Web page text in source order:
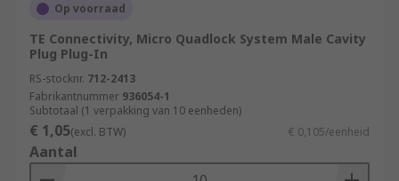
Op voorraad
TE Connectivity, Micro Quadlock System Male Cavity
Plug Plug-In
RS-stocknr. 712-2413
Fabrikantnummer 936054-1
Subtotaal (1 verpakking van 10 eenheden)
€ 1,05(excl. BTW) € 0,105/eenheid
Aantal